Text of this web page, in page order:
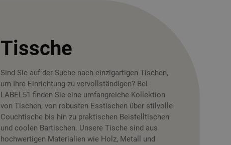
Tissche
Sind Sie auf der Suche nach einzigartigen Tischen,
um Ihre Einrichtung zu vervollständigen? Bei
LABEL51 finden Sie eine umfangreiche Kollektion
von Tischen, von robusten Esstischen über stilvolle
Couchtische bis hin zu praktischen Beistelltischen
und coolen Bartischen. Unsere Tische sind aus
hochwertigen Materialien wie Holz, Metall und